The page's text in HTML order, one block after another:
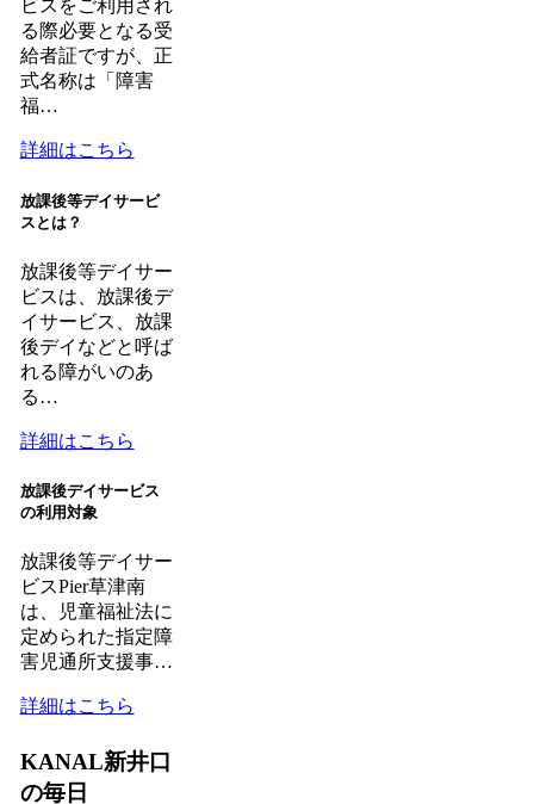
ビスをご利用され
る際必要となる受
給者証ですが、正
式名称は「障害
福…
詳細はこちら
放課後等デイサービ
スとは？
放課後等デイサー
ビスは、放課後デ
イサービス、放課
後デイなどと呼ば
れる障がいのあ
る…
詳細はこちら
放課後デイサービス
の利用対象
放課後等デイサー
ビスPier草津南
は、児童福祉法に
定められた指定障
害児通所支援事…
詳細はこちら
KANAL新井口
の毎日